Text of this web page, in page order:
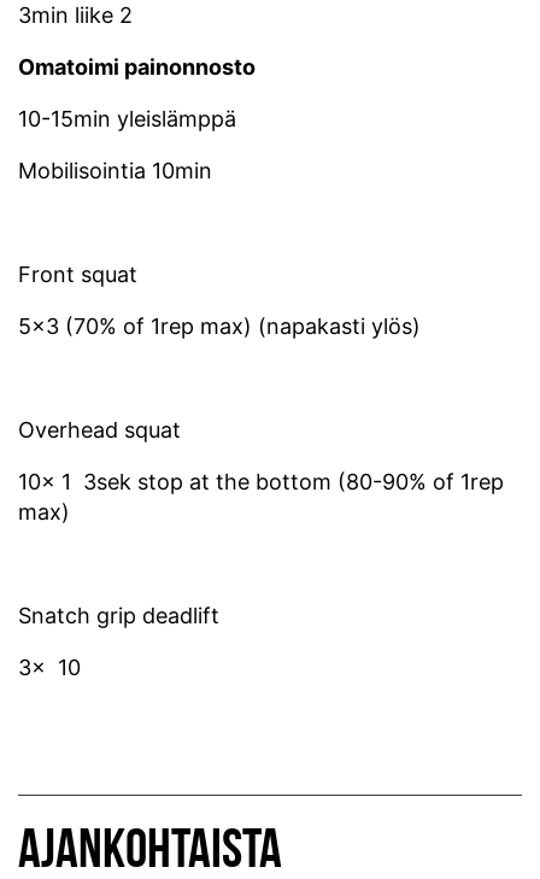
3min liike 2
Omatoimi painonnosto
10-15min yleislämppä
Mobilisointia 10min
Front squat
5×3 (70% of 1rep max) (napakasti ylös)
Overhead squat
10x 1 3sek stop at the bottom (80-90% of 1rep
max)
Snatch grip deadlift
3x 10
AJANKOHTAISTA